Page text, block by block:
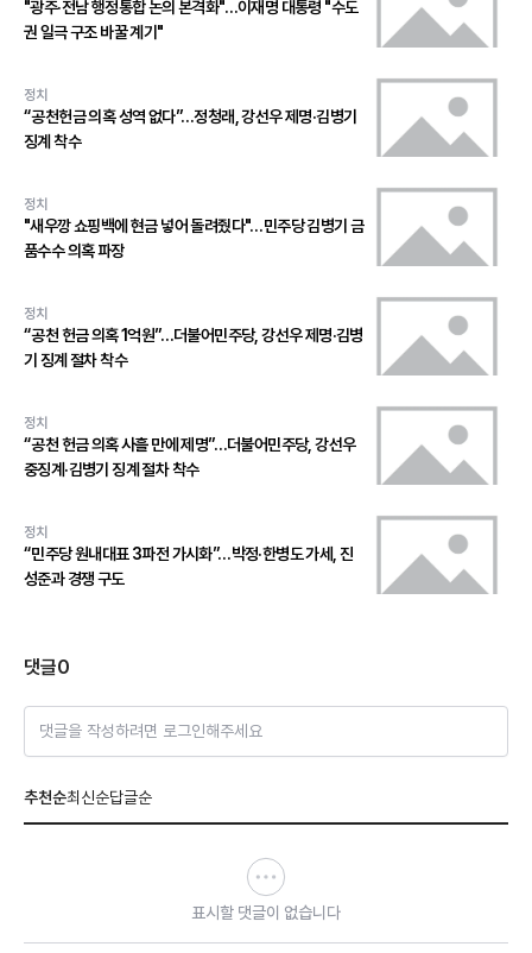
"광주·전남 행정통합 논의 본격화"…이재명 대통령 "수도
권 일극 구조 바꿀 계기"
정치
“공천헌금 의혹 성역 없다”…정청래, 강선우 제명·김병기
징계 착수
정치
"새우깡 쇼핑백에 현금 넣어 돌려줬다"…민주당 김병기 금
품수수 의혹 파장
정치
“공천 헌금 의혹 1억원”…더불어민주당, 강선우 제명·김병
기 징계 절차 착수
정치
“공천 헌금 의혹 사흘 만에 제명”…더불어민주당, 강선우
중징계·김병기 징계 절차 착수
정치
“민주당 원내대표 3파전 가시화”…박정·한병도 가세, 진
성준과 경쟁 구도
댓글0
댓글을 작성하려면 로그인해주세요
추천순최신순답글순
표시할 댓글이 없습니다